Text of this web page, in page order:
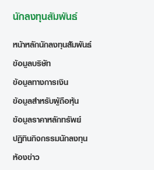
นักลงทุนสัมพันธ์
หน้าหลักนักลงทุนสัมพันธ์
ข้อมูลบริษัท
ข้อมูลทางการเงิน
ข้อมูลสำหรับผู้ถือหุ้น
ข้อมูลราคาหลักทรัพย์
ปฏิทินกิจกรรมนักลงทุน
ห้องข่าว